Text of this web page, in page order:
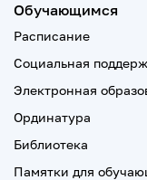
Обучающимся
Расписание
Социальная
Электронная
Ординатура
Библиотека
Памятки для